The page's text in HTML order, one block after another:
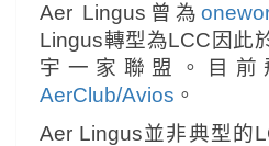
Aer Lingus曾為
Lingus轉型為LCC因此
宇一家聯盟。目前
AerClub/Avios 。
Aer Lingus並非典型的